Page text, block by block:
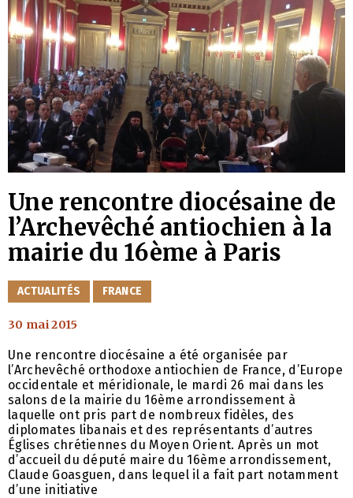
Une rencontre diocésaine de
l’Archevêché antiochien à la
mairie du 16ème à Paris
CATÉGORIES
ACTUALITÉS FRANCE
30 mai 2015
Une rencontre diocésaine a été organisée par
l’Archevêché orthodoxe antiochien de France, d’Europe
occidentale et méridionale, le mardi 26 mai dans les
salons de la mairie du 16ème arrondissement à
laquelle ont pris part de nombreux fidèles, des
diplomates libanais et des représentants d’autres
Églises chrétiennes du Moyen Orient. Après un mot
d’accueil du député maire du 16ème arrondissement,
Claude Goasguen, dans lequel il a fait part notamment
d’une initiative